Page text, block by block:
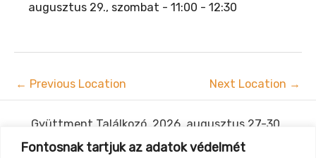
Fontosnak tartjuk az adatok védelmét
augusztus 29., szombat - 11:00 - 12:30
← Previous Location Next Location →
Gyüttment Találkozó, 2026. augusztus 27-30.,
Csobánkapuszta